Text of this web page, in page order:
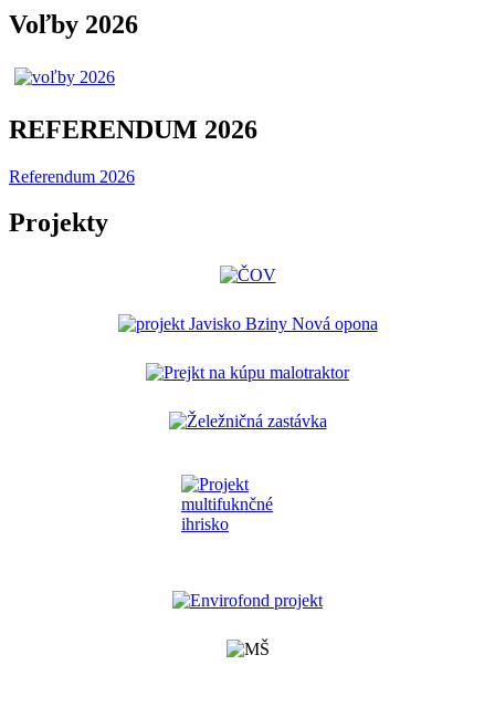
Voľby 2026
REFERENDUM 2026
Referendum 2026
Projekty